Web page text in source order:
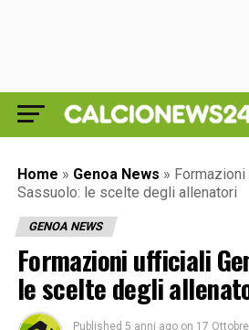
Home » Genoa News » Formazioni
Sassuolo: le scelte degli allenatori
GENOA NEWS
Formazioni ufficiali
le scelte degli
Published 5 anni ago on 17